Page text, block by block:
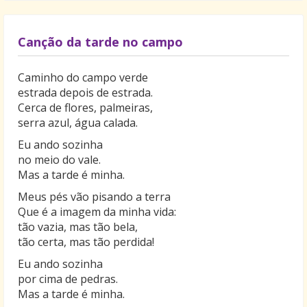
Canção da tarde no campo
Caminho do campo verde
estrada depois de estrada.
Cerca de flores, palmeiras,
serra azul, água calada.
Eu ando sozinha
no meio do vale.
Mas a tarde é minha.
Meus pés vão pisando a terra
Que é a imagem da minha vida:
tão vazia, mas tão bela,
tão certa, mas tão perdida!
Eu ando sozinha
por cima de pedras.
Mas a tarde é minha.